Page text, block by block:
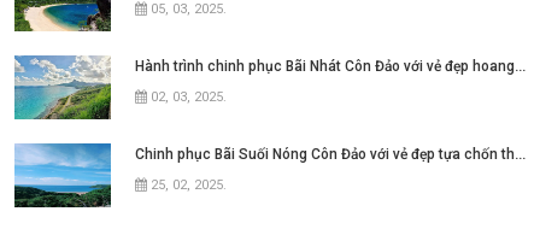
05, 03, 2025.
Hành trình chinh phục Bãi Nhát Côn Đảo với vẻ đẹp hoang sơ và yên bình
02, 03, 2025.
Chinh phục Bãi Suối Nóng Côn Đảo với vẻ đẹp tựa chốn thiên đường
25, 02, 2025.